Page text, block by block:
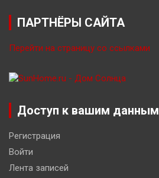
ПАРТНЁРЫ САЙТА
Перейти на страницу со ссылками
Доступ к вашим данным
Регистрация
Войти
Лента записей